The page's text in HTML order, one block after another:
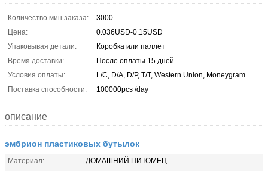
Количество мин заказа:
3000
Цена:
0.036USD-0.15USD
Упаковывая детали:
Коробка или паллет
Время доставки:
После оплаты 15 дней
Условия оплаты:
L/C, D/A, D/P, T/T, Western Union, Moneygram
Поставка способности:
100000pcs /day
описание
эмбрион пластиковых бутылок
Материал:
ДОМАШНИЙ ПИТОМЕЦ